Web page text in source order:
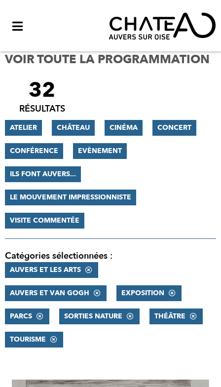
VOIR TOUTE LA PROGRAMMATION
FILTRER
RÉSULTATS
32
RÉSULTATS
ATELIER CHÂTEAU CINÉMA CONCERT
CONFÉRENCE EVÈNEMENT
ILS FONT AUVERS...
LE MOUVEMENT IMPRESSIONNISTE
VISITE COMMENTÉE
Catégories sélectionnées :
AUVERS ET LES ARTS
AUVERS ET VAN GOGH EXPOSITION
PARCS SORTIES NATURE THÉÂTRE
TOURISME